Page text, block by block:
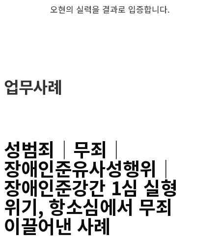
오현의 실력을 결과로 입증합니다.
업무사례
성범죄│무죄│
장애인준유사성행위│
장애인준강간 1심 실형
위기, 항소심에서 무죄
이끌어낸 사례